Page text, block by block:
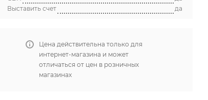
Выставить счет
да
Цена действительна только для
интернет-магазина и может
отличаться от цен в розничных
магазинах